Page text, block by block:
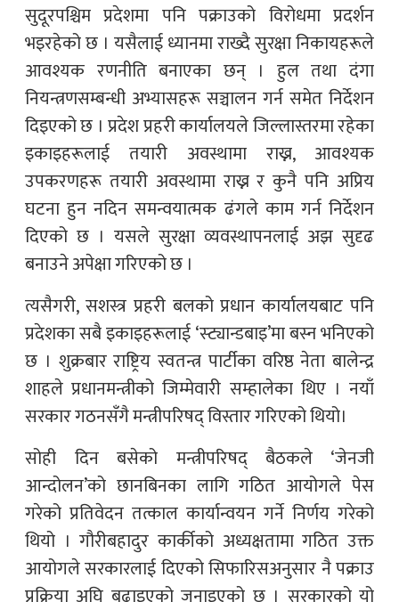
सुदूरपश्चिम प्रदेशमा पनि पक्राउको विरोधमा प्रदर्शन
भइरहेको छ । यसैलाई ध्यानमा राख्दै सुरक्षा निकायहरूले
आवश्यक रणनीति बनाएका छन् । हुल तथा दंगा
नियन्त्रणसम्बन्धी अभ्यासहरू सञ्चालन गर्न समेत निर्देशन
दिइएको छ । प्रदेश प्रहरी कार्यालयले जिल्लास्तरमा रहेका
इकाइहरूलाई तयारी अवस्थामा राख्न, आवश्यक
उपकरणहरू तयारी अवस्थामा राख्न र कुनै पनि अप्रिय
घटना हुन नदिन समन्वयात्मक ढंगले काम गर्न निर्देशन
दिएको छ । यसले सुरक्षा व्यवस्थापनलाई अझ सुदृढ
बनाउने अपेक्षा गरिएको छ ।
त्यसैगरी, सशस्त्र प्रहरी बलको प्रधान कार्यालयबाट पनि
प्रदेशका सबै इकाइहरूलाई ‘स्ट्यान्डबाइ’मा बस्न भनिएको
छ । शुक्रबार राष्ट्रिय स्वतन्त्र पार्टीका वरिष्ठ नेता बालेन्द्र
शाहले प्रधानमन्त्रीको जिम्मेवारी सम्हालेका थिए । नयाँ
सरकार गठनसँगै मन्त्रीपरिषद् विस्तार गरिएको थियो।
सोही दिन बसेको मन्त्रीपरिषद् बैठकले ‘जेनजी
आन्दोलन’को छानबिनका लागि गठित आयोगले पेस
गरेको प्रतिवेदन तत्काल कार्यान्वयन गर्ने निर्णय गरेको
थियो । गौरीबहादुर कार्कीको अध्यक्षतामा गठित उक्त
आयोगले सरकारलाई दिएको सिफारिसअनुसार नै पक्राउ